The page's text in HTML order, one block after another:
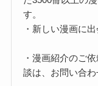
す。
・新しい漫画に
・漫画紹介のご
談は、お問い合わ